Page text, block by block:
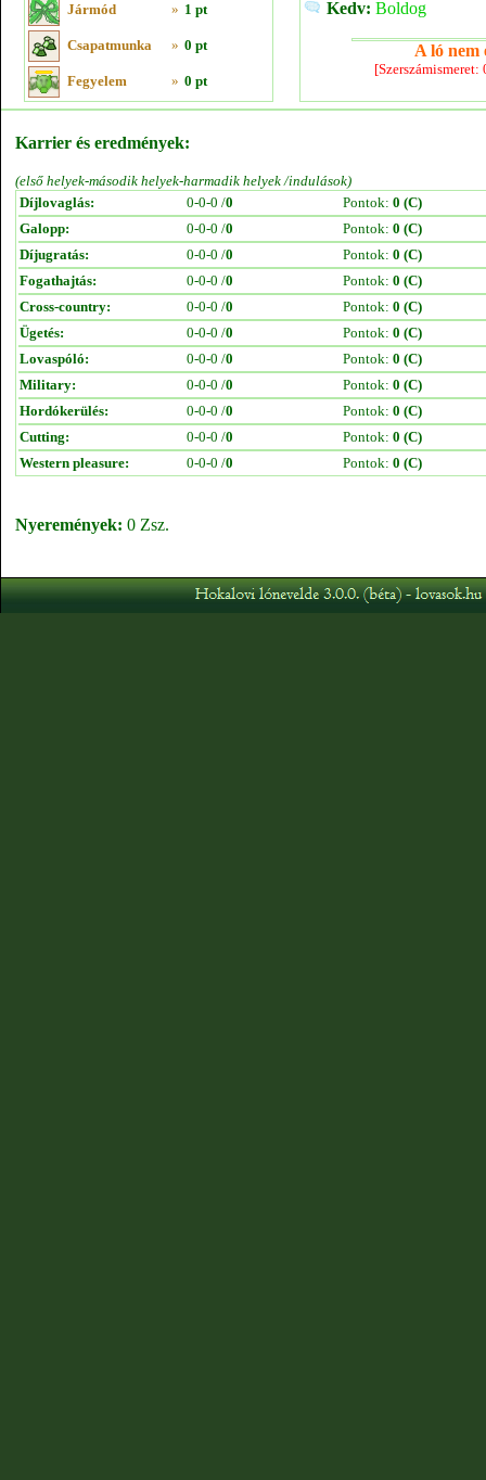
Jármód » 1 pt
Csapatmunka » 0 pt
Fegyelem » 0 pt
Kedv: Boldog
A ló nem
Karrier és eredmények:
(első helyek-második helyek-harmadik helyek /indulások)
Díjlovaglás:
0-0-0 /0 Pontok: 0 (C)
Galopp:
0-0-0 /0 Pontok: 0 (C)
Díjugratás:
0-0-0 /0 Pontok: 0 (C)
Fogathajtás:
0-0-0 /0 Pontok: 0 (C)
Cross-country:
0-0-0 /0 Pontok: 0 (C)
Ügetés:
0-0-0 /0 Pontok: 0 (C)
Lovaspóló:
0-0-0 /0 Pontok: 0 (C)
Military:
0-0-0 /0 Pontok: 0 (C)
Hordókerülés:
0-0-0 /0 Pontok: 0 (C)
Cutting:
0-0-0 /0 Pontok: 0 (C)
Western pleasure:
0-0-0 /0 Pontok: 0 (C)
Nyeremények: 0 Zsz.